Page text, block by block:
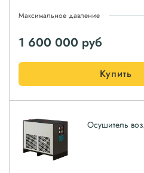
Максимальное давление
1 600 000 руб
Купить
Осушитель